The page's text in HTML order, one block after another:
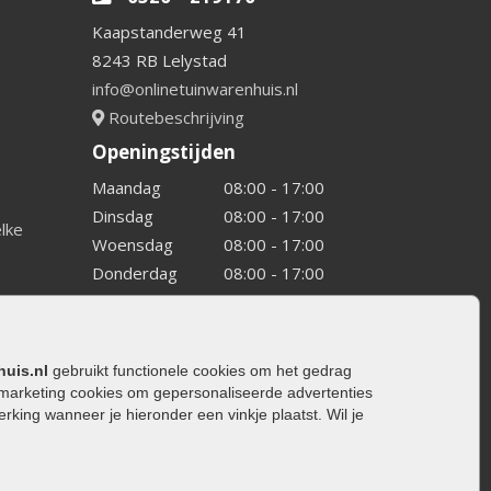
gebruikt functionele cookies om het gedrag
cookies om gepersonaliseerde advertenties
wanneer je hieronder een vinkje plaatst. Wil je
Kaapstanderweg 41
8243 RB Lelystad
info@onlinetuinwarenhuis.nl
Routebeschrijving
Openingstijden
Maandag
08:00 - 17:00
Dinsdag
08:00 - 17:00
Woensdag
08:00 - 17:00
Donderdag
08:00 - 17:00
Vrijdag
08:00 - 17:00